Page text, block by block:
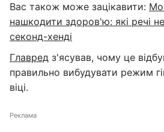
Вас також може зацікавити:
нашкодити здоров'ю: які речі
секонд-хенді
Главред з'ясував, чому це
правильно вибудувати режим
віці.
Реклама